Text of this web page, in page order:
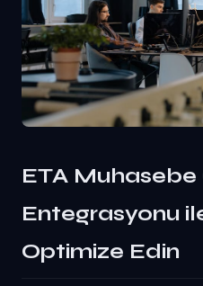
ETA Muhasebe
Entegrasyonu
Optimize Edin